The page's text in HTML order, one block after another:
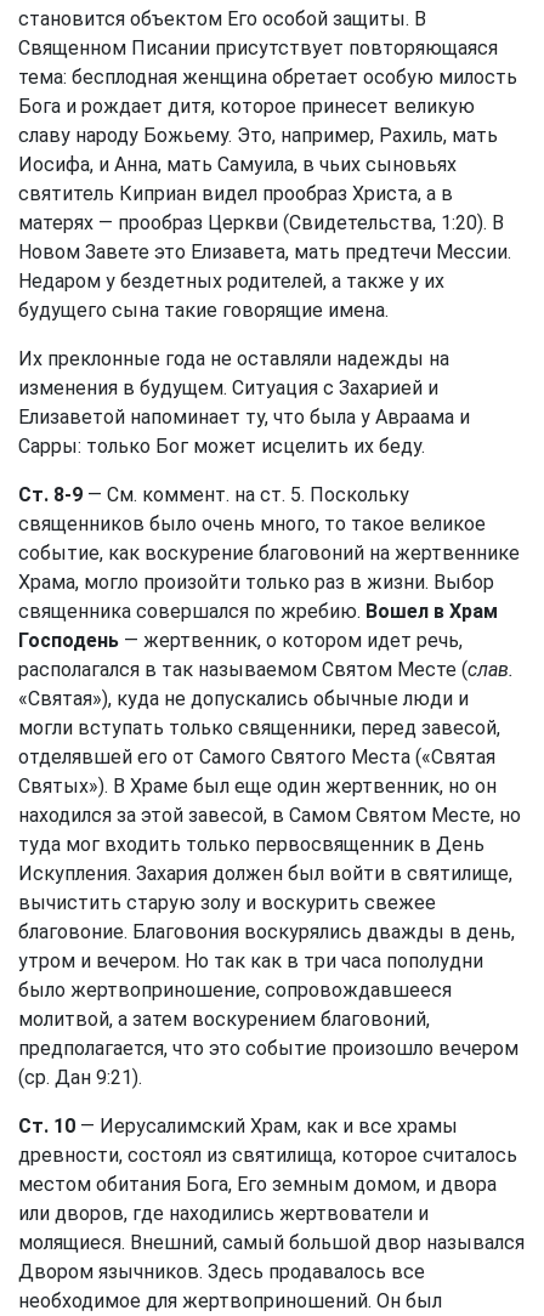
становится объектом Его особой защиты. В
Священном Писании присутствует повторяющаяся
тема: бесплодная женщина обретает особую милость
Бога и рождает дитя, которое принесет великую
славу народу Божьему. Это, например, Рахиль, мать
Иосифа, и Анна, мать Самуила, в чьих сыновьях
святитель Киприан видел прообраз Христа, а в
матерях — прообраз Церкви (Свидетельства, 1:20). В
Новом Завете это Елизавета, мать предтечи Мессии.
Недаром у бездетных родителей, а также у их
будущего сына такие говорящие имена.
Их преклонные года не оставляли надежды на
изменения в будущем. Ситуация с Захарией и
Елизаветой напоминает ту, что была у Авраама и
Сарры: только Бог может исцелить их беду.
Ст. 8-9 — См. коммент. на ст. 5. Поскольку
священников было очень много, то такое великое
событие, как воскурение благовоний на жертвеннике
Храма, могло произойти только раз в жизни. Выбор
священника совершался по жребию. Вошел в Храм
Господень — жертвенник, о котором идет речь,
располагался в так называемом Святом Месте (слав.
«Святая»), куда не допускались обычные люди и
могли вступать только священники, перед завесой,
отделявшей его от Самого Святого Места («Святая
Святых»). В Храме был еще один жертвенник, но он
находился за этой завесой, в Самом Святом Месте, но
туда мог входить только первосвященник в День
Искупления. Захария должен был войти в святилище,
вычистить старую золу и воскурить свежее
благовоние. Благовония воскурялись дважды в день,
утром и вечером. Но так как в три часа пополудни
было жертвоприношение, сопровождавшееся
молитвой, а затем воскурением благовоний,
предполагается, что это событие произошло вечером
(ср. Дан 9:21).
Ст. 10 — Иерусалимский Храм, как и все храмы
древности, состоял из святилища, которое считалось
местом обитания Бога, Его земным домом, и двора
или дворов, где находились жертвователи и
молящиеся. Внешний, самый большой двор назывался
Двором язычников. Здесь продавалось все
необходимое для жертвоприношений. Он был